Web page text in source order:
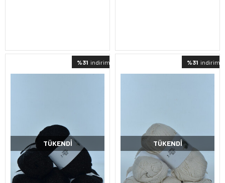
%31 indirimli
TÜKENDI
%31 indirimli
TÜKENDI